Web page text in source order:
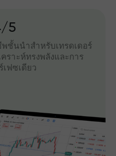
5
ชั้นนำสำหรับเทรดเดอร์
ราะห์ทรงพลังและการ
เฟซเดียว